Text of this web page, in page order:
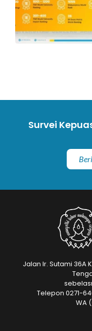
Survei
Jalan Ir. Sutami 36A
Telepon 0271-
WA